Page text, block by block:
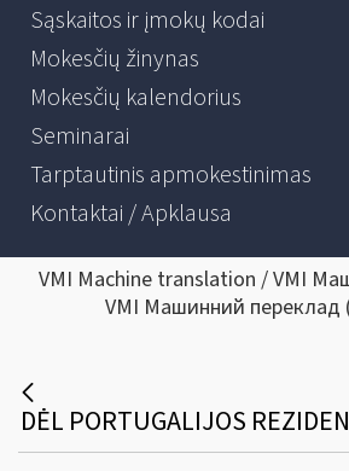
Sąskaitos ir įmokų kodai
Mokesčių žinynas
Mokesčių kalendorius
Seminarai
Tarptautinis apmokestinimas
Kontaktai / Apklausa
VMI Machine translation / VMI
VMI Машинний переклад